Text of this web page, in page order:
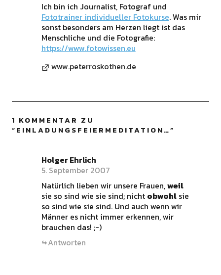
Ich bin ich Journalist, Fotograf und
Fototrainer individueller Fotokurse. Was mir
sonst besonders am Herzen liegt ist das
Menschliche und die Fotografie:
https://www.fotowissen.eu
www.peterroskothen.de
1 KOMMENTAR ZU
“EINLADUNGSFEIERMEDITATION…”
Holger Ehrlich
5. September 2007
Natürlich lieben wir unsere Frauen,weil
sie so sind wie sie sind; nicht obwohlsie
so sind wie sie sind. Und auch wenn wir
Männer es nicht immer erkennen, wir
brauchen das! ;-)
Antworten